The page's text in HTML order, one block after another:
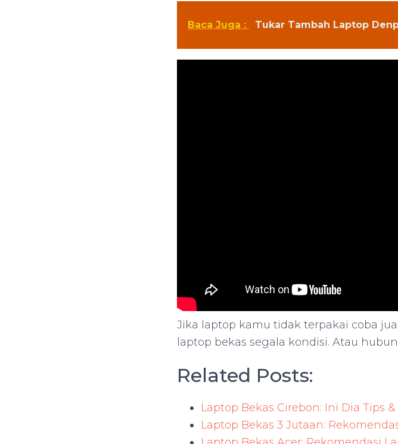
Baca Juga : Tukar Tambah Laptop
Jika laptop kamu tidak terpakai coba
laptop bekas segala kondisi. Atau
Related Posts:
Laptop Bekas Cirebon: Ini Dia Tips
Laptop Bekas 3 Jutaan: